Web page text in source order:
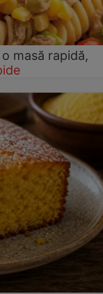
masă rapidă,